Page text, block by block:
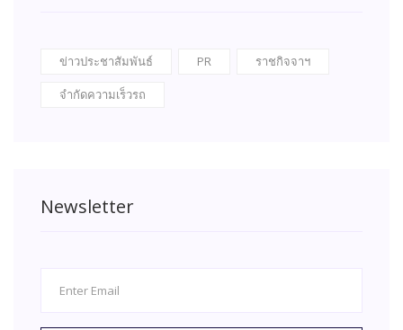
ข่าวประชาสัมพันธ์ PR ราชกิจจาฯ
จำกัดความเร็วรถ
Newsletter